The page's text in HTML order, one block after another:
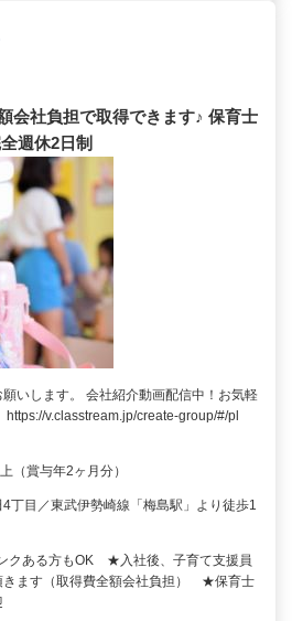
会社負担で取得できます♪ 保育士
週休2日制
いします。 会社紹介動画配信中！お気軽
https://v.classtream.jp/create-group/#/pl
（賞与年2ヶ月分）
丁目／東武伊勢崎線「梅島駅」より徒歩1
クある方もOK ★入社後、子育て支援員
きます（取得費全額会社負担） ★保育士